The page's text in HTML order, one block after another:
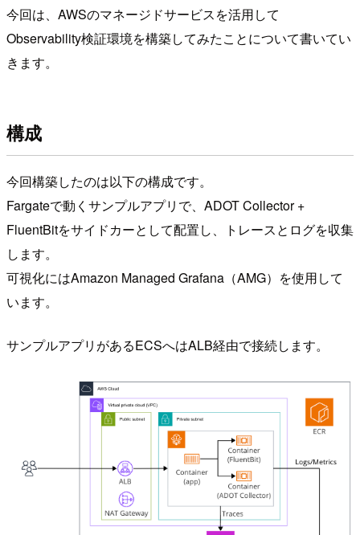
今回は、AWSのマネージドサービスを活用して
Observability検証環境を構築してみたことについて書いてい
きます。
構成
今回構築したのは以下の構成です。
Fargateで動くサンプルアプリで、ADOT Collector +
FluentBitをサイドカーとして配置し、トレースとログを収集
します。
可視化にはAmazon Managed Grafana（AMG）を使用して
います。
サンプルアプリがあるECSへはALB経由で接続します。